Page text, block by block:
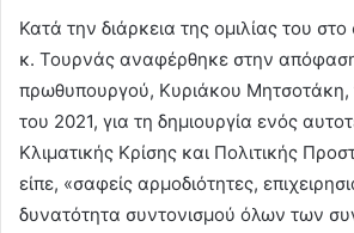
Κατά την διάρκεια της ομιλίας του
κ. Τουρνάς αναφέρθηκε στην
πρωθυπουργού, Κυριάκου Μητσοτάκη,
του 2021, για τη δημιουργία ενός
Κλιματικής Κρίσης και Πολιτικής
είπε, «σαφείς αρμοδιότητες,
δυνατότητα συντονισμού όλων των